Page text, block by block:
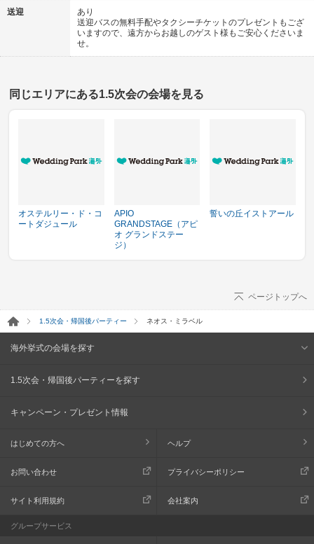
送迎
あり
送迎バスの無料手配やタクシーチケットのプレゼントもござ
いますので、遠方からお越しのゲスト様もご安心くださいま
せ。
同じエリアにある1.5次会の会場を見る
オステルリー・ド・コ
ートダジュール
APIO
GRANDSTAGE（アピ
オ グランドステー
ジ）
誓いの丘イストアール
ページトップへ
1.5次会・帰国後パーティー ネオス・ミラベル
海外挙式の会場を探す
1.5次会・帰国後パーティーを探す
キャンペーン・プレゼント情報
はじめての方へ ヘルプ
お問い合わせ プライバシーポリシー
サイト利用規約 会社案内
グループサービス